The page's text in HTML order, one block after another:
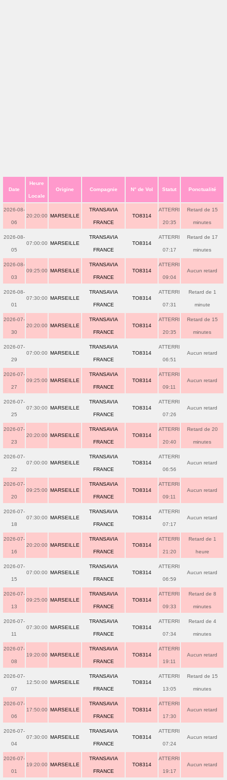
Date
Heure
Locale
Origine Compagnie N° de Vol Statut Ponctualité
2026-08-
06
20:20:00 MARSEILLE
TRANSAVIA
FRANCE
TO8314
ATTERRI
20:35
Retard de 15
minutes
2026-08-
05
07:00:00 MARSEILLE
TRANSAVIA
FRANCE
TO8314
ATTERRI
07:17
Retard de 17
minutes
2026-08-
03
09:25:00 MARSEILLE
TRANSAVIA
FRANCE
TO8314
ATTERRI
09:04
Aucun retard
2026-08-
01
07:30:00 MARSEILLE
TRANSAVIA
FRANCE
TO8314
ATTERRI
07:31
Retard de 1
minute
2026-07-
30
20:20:00 MARSEILLE
TRANSAVIA
FRANCE
TO8314
ATTERRI
20:35
Retard de 15
minutes
2026-07-
29
07:00:00 MARSEILLE
TRANSAVIA
FRANCE
TO8314
ATTERRI
06:51
Aucun retard
2026-07-
27
09:25:00 MARSEILLE
TRANSAVIA
FRANCE
TO8314
ATTERRI
09:11
Aucun retard
2026-07-
25
07:30:00 MARSEILLE
TRANSAVIA
FRANCE
TO8314
ATTERRI
07:26
Aucun retard
2026-07-
23
20:20:00 MARSEILLE
TRANSAVIA
FRANCE
TO8314
ATTERRI
20:40
Retard de 20
minutes
2026-07-
22
07:00:00 MARSEILLE
TRANSAVIA
FRANCE
TO8314
ATTERRI
06:56
Aucun retard
2026-07-
20
09:25:00 MARSEILLE
TRANSAVIA
FRANCE
TO8314
ATTERRI
09:11
Aucun retard
2026-07-
18
07:30:00 MARSEILLE
TRANSAVIA
FRANCE
TO8314
ATTERRI
07:17
Aucun retard
2026-07-
16
20:20:00 MARSEILLE
TRANSAVIA
FRANCE
TO8314
ATTERRI
21:20
Retard de 1
heure
2026-07-
15
07:00:00 MARSEILLE
TRANSAVIA
FRANCE
TO8314
ATTERRI
06:59
Aucun retard
2026-07-
13
09:25:00 MARSEILLE
TRANSAVIA
FRANCE
TO8314
ATTERRI
09:33
Retard de 8
minutes
2026-07-
11
07:30:00 MARSEILLE
TRANSAVIA
FRANCE
TO8314
ATTERRI
07:34
Retard de 4
minutes
2026-07-
08
19:20:00 MARSEILLE
TRANSAVIA
FRANCE
TO8314
ATTERRI
19:11
Aucun retard
2026-07-
07
12:50:00 MARSEILLE
TRANSAVIA
FRANCE
TO8314
ATTERRI
13:05
Retard de 15
minutes
2026-07-
06
17:50:00 MARSEILLE
TRANSAVIA
FRANCE
TO8314
ATTERRI
17:30
Aucun retard
2026-07-
04
07:30:00 MARSEILLE
TRANSAVIA
FRANCE
TO8314
ATTERRI
07:24
Aucun retard
2026-07-
01
19:20:00 MARSEILLE
TRANSAVIA
FRANCE
TO8314
ATTERRI
19:17
Aucun retard